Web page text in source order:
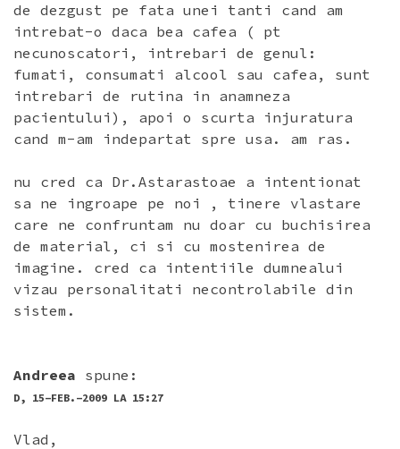
de dezgust pe fata unei tanti cand am
intrebat-o daca bea cafea ( pt
necunoscatori, intrebari de genul:
fumati, consumati alcool sau cafea, sunt
intrebari de rutina in anamneza
pacientului), apoi o scurta injuratura
cand m-am indepartat spre usa. am ras.
nu cred ca Dr.Astarastoae a intentionat
sa ne ingroape pe noi , tinere vlastare
care ne confruntam nu doar cu buchisirea
de material, ci si cu mostenirea de
imagine. cred ca intentiile dumnealui
vizau personalitati necontrolabile din
sistem.
Andreea spune:
D, 15-FEB.-2009 LA 15:27
Vlad,